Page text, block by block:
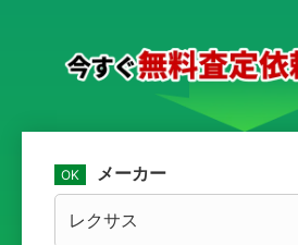
メーカー